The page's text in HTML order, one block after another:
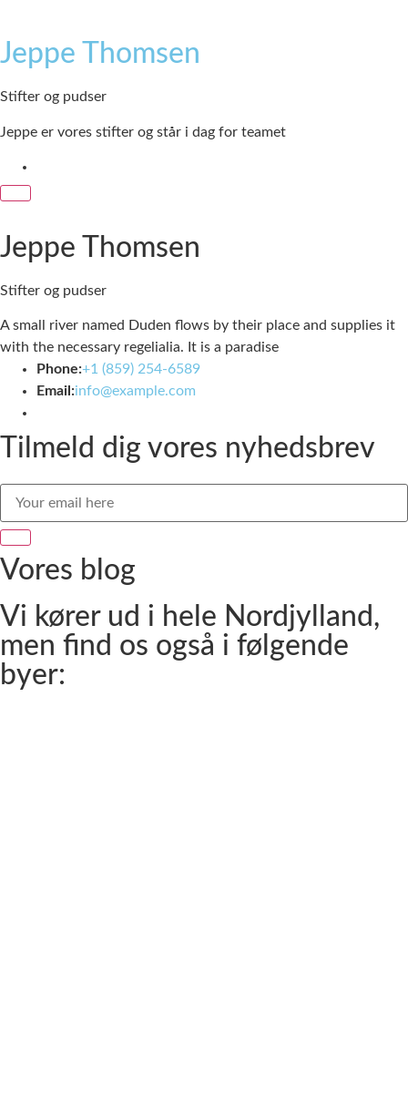
Jeppe Thomsen
Stifter og pudser
Jeppe er vores stifter og står i dag for teamet
Jeppe Thomsen
Stifter og pudser
A small river named Duden flows by their place and supplies it
with the necessary regelialia. It is a paradise
Phone:+1 (859) 254-6589
Email:info@example.com
Tilmeld dig vores nyhedsbrev
Vores blog
Vi kører ud i hele Nordjylland,
men find os også i følgende
byer: